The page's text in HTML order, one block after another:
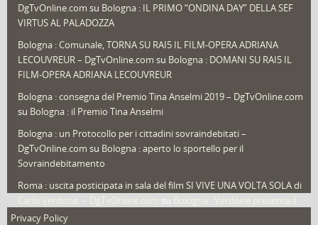
Speciali (22)
Sport
That's Bologna Magazine(25)
Video (archivio) (263)
DgTvOnline.com su Bologna : IL PRIMO “ONDINA DAY” DELLA SEF
VIRTUS AL PALADOZZA
Bologna : Comunale, TORNA SU RAI5 IL FILM-OPERA ADRIANA
LECOUVREUR – DgTvOnline.com su Bologna : DOMANI SU RAI5 IL
FILM-OPERA ADRIANA LECOUVREUR
Bologna : consegna del Premio Tina Anselmi 2019 – DgTvOnline.com
su Bologna : il Premio Tina Anselmi
Bologna : un Protocollo per i cittadini sovraindebitati –
DgTvOnline.com su Bologna : aperto lo sportello per il
Sovraindebitamento
Roma : uscita posticipata in sala del film SI VIVE UNA VOLTA SOLA di
su
nuovo film
Privacy Policy